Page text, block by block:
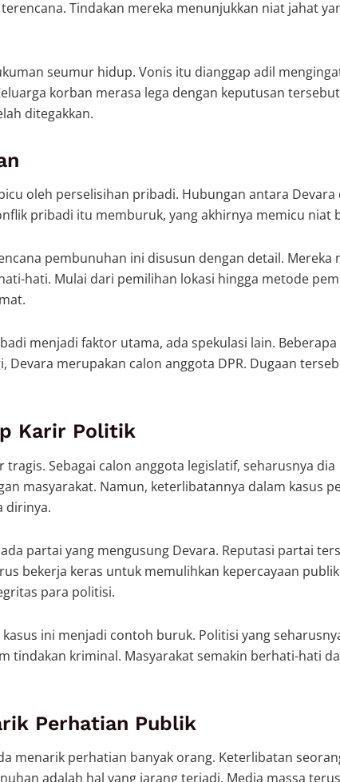
Tindakan mereka menunjukkan niat jahat
seumur hidup. Vonis itu dianggap adil
korban merasa lega dengan keputusan
ditegakkan.
oleh perselisihan pribadi. Hubungan antara Devara
pribadi itu memburuk, yang akhirnya memicu niat
pembunuhan ini disusun dengan detail. Mereka
hati. Mulai dari pemilihan lokasi hingga metode
menjadi faktor utama, ada spekulasi lain.
Devara merupakan calon anggota DPR. Dugaan
Karir Politik
Sebagai calon anggota legislatif, seharusnya dia
masyarakat. Namun, keterlibatannya dalam kasus
dirinya.
partai yang mengusung Devara. Reputasi partai
bekerja keras untuk memulihkan kepercayaan
para politisi.
ini menjadi contoh buruk. Politisi yang
tindakan kriminal. Masyarakat semakin berhati-hati
Perhatian Publik
menarik perhatian banyak orang. Keterlibatan
adalah hal yang jarang terjadi. Media massa